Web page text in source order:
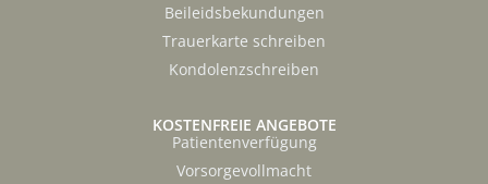
Beileidsbekundungen
Trauerkarte schreiben
Kondolenzschreiben
KOSTENFREIE ANGEBOTE
Patientenverfügung
Vorsorgevollmacht